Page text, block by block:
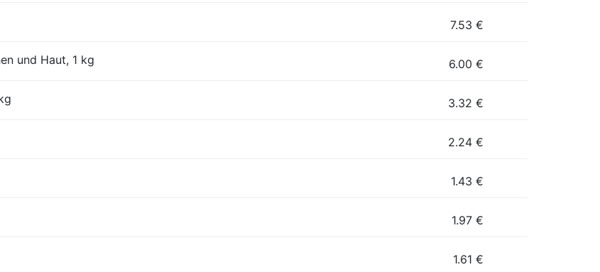
7.53 €
und Haut, 1 kg 6.00 €
3.32 €
2.24 €
1.43 €
1.97 €
1.61 €